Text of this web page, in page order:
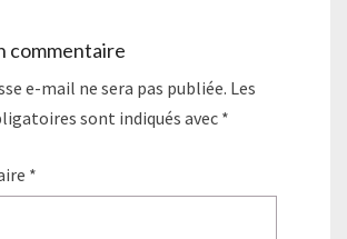
commentaire
e-mail ne sera pas publiée. Les
sont indiqués avec *
*